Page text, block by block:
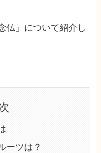
仏」について紹介し
ーツは？